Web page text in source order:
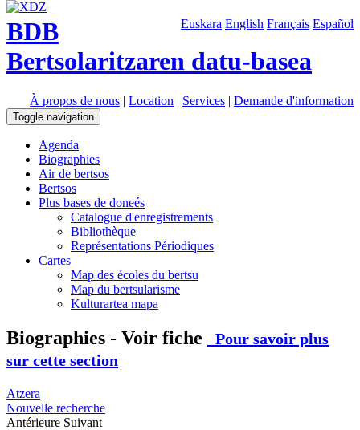
Euskara English Français Español
BDB
Bertsolaritzaren datu-basea
À propos de nous | Location | Services | Demande d'information
Toggle navigation
Agenda
Biographies
Air de bertsos
Bertsos
Plus bases de doneés
Catalogue d'enregistrements
Bibliothèque
Représentations Périodiques
Cartes
Map des écoles du bertsu
Map du bertsularisme
Kulturartea mapa
Biographies - Voir fiche
Pour savoir plus
sur cette section
Atzera
Nouvelle recherche
Antérieure Suivant